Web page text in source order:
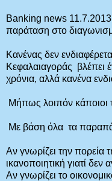
Banking news
παράταση στο
Κανένας δεν
Κεφαλαιαγοράς βλέπει
χρόνια, αλλά κανένα
Μήπως λοιπόν κάποιοι
Με βάση όλα τα
Αν γνωρίζει την
ικανοποιητική γιατί
Αν γνωρίζει το